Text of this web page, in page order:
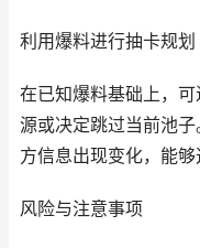
利用爆料进行抽卡规划
在已知爆料基础上，
源或决定跳过当前池
方信息出现变化，能够
风险与注意事项